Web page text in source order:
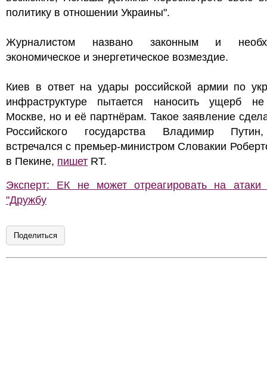
политику в отношении Украины".
Журналистом названо законным и
экономическое и энергетическое возмездие.
Киев в ответ на удары российской армии по
инфраструктуре пытается наносить ущерб
Москве, но и её партнёрам. Такое заявление
Российского государства Владимир
встречался с премьер-министром Словакии
в Пекине, пишет RT.
Эксперт: ЕК не может отреагировать на
"Дружбу
Поделиться